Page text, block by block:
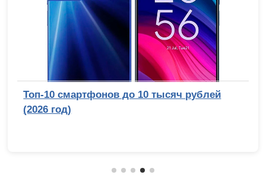
Топ-10 смартфонов до 10 тысяч рублей
(2026 год)